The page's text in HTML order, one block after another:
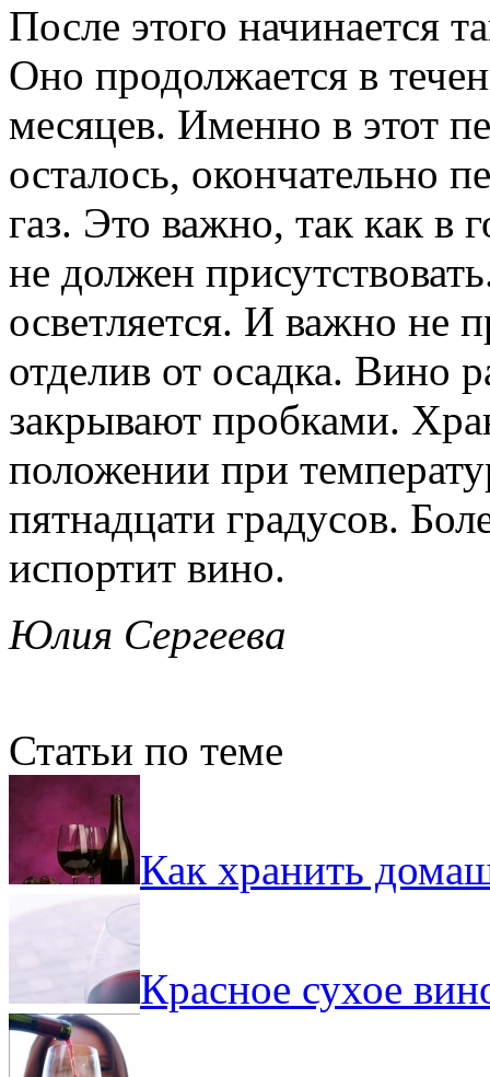
После этого начинается
Оно продолжается в
месяцев. Именно в этот
осталось, окончательно
газ. Это важно, так как в
не должен
осветляется. И важно не
отделив от осадка. Вино
закрывают пробками.
положении при
пятнадцати градусов.
испортит вино.
Юлия Сергеева
Статьи по теме
Как хранить
Красное сухое